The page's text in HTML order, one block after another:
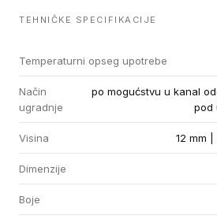
TEHNIČKE SPECIFIKACIJE
Temperaturni opseg upotrebe
Način
ugradnje
po mogućstvu u kanal
pod
Visina 12 mm
Dimenzije
Boje